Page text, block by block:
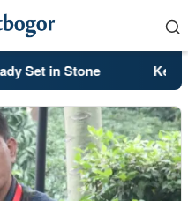
in Stone Kelsey